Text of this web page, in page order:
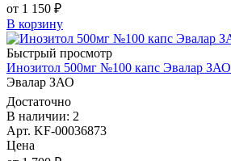
от 1 150 ₽
В корзину
Быстрый просмотр
Инозитол 500мг №100 капс Эвалар ЗАО
Эвалар ЗАО
Достаточно
В наличии: 2
Арт. KF-00036873
Цена